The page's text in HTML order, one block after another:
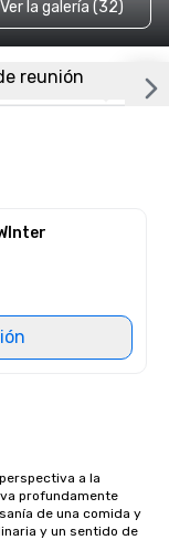
Ver la galería (32)
reunión
a la
profundamente
de una comida y
y un sentido de